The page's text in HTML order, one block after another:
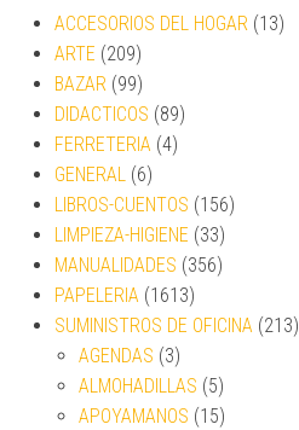
ACCESORIOS DEL HOGAR (13)
ARTE (209)
BAZAR (99)
DIDACTICOS (89)
FERRETERIA (4)
GENERAL (6)
LIBROS-CUENTOS (156)
LIMPIEZA-HIGIENE (33)
MANUALIDADES (356)
PAPELERIA (1613)
SUMINISTROS DE OFICINA (213)
AGENDAS (3)
ALMOHADILLAS (5)
APOYAMANOS (15)